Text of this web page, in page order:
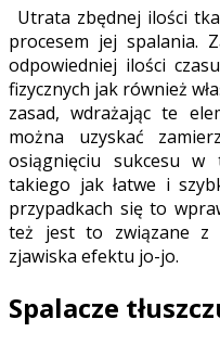
Utrata zbędnej ilości
procesem jej spalania.
odpowiedniej ilości
fizycznych jak również
zasad, wdrażając te
można uzyskać
osiągnięciu sukcesu
takiego jak łatwe i
przypadkach się to
też jest to związane z
zjawiska efektu jo-jo.
Spalacze